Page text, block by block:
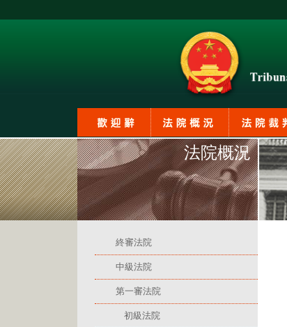
法院概況
終審法院
中級法院
第一審法院
初級法院